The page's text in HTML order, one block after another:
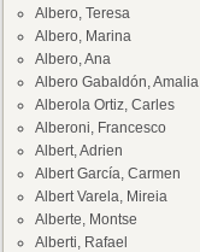
Albero, Teresa
Albero, Marina
Albero, Ana
Albero Gabaldón, Amalia
Alberola Ortiz, Carles
Alberoni, Francesco
Albert, Adrien
Albert García, Carmen
Albert Varela, Mireia
Alberte, Montse
Alberti, Rafael